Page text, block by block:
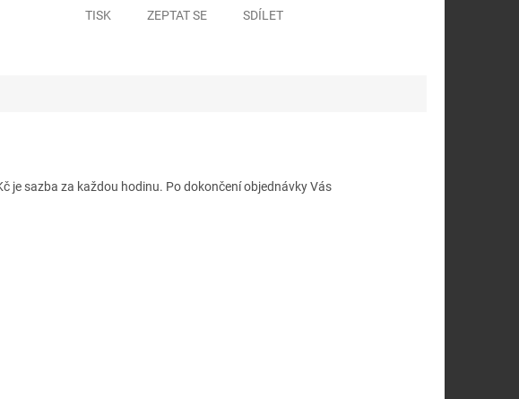
TISK ZEPTAT SE SDÍLET
je sazba za každou hodinu. Po dokončení objednávky Vás